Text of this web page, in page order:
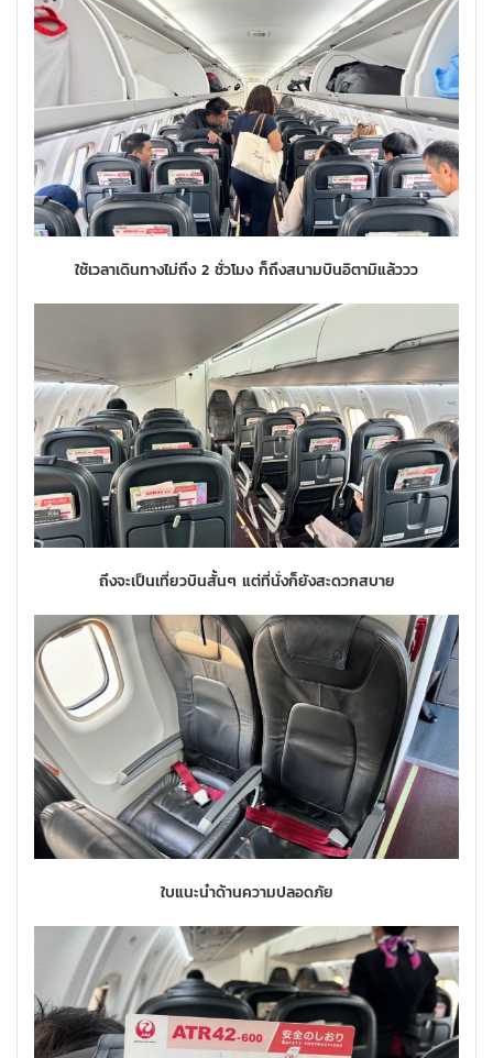
ใช้เวลาเดินทางไม่ถึง 2 ชั่วโมง ก็ถึงสนามบินอิตามิแล้ววว
ถึงจะเป็นเที่ยวบินสั้นๆ แต่ที่นั่งก็ยังสะดวกสบาย
ใบแนะนำด้านความปลอดภัย